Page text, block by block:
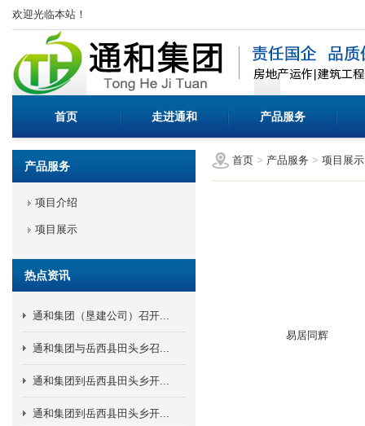
欢迎光临本站！
首页 走进通和 产品服务
首页 > 产品服务 > 项目展示
产品服务
项目介绍
项目展示
热点资讯
通和集团（垦建公司）召开...
通和集团与岳西县田头乡召...
通和集团到岳西县田头乡开...
通和集团到岳西县田头乡开...
易居同辉